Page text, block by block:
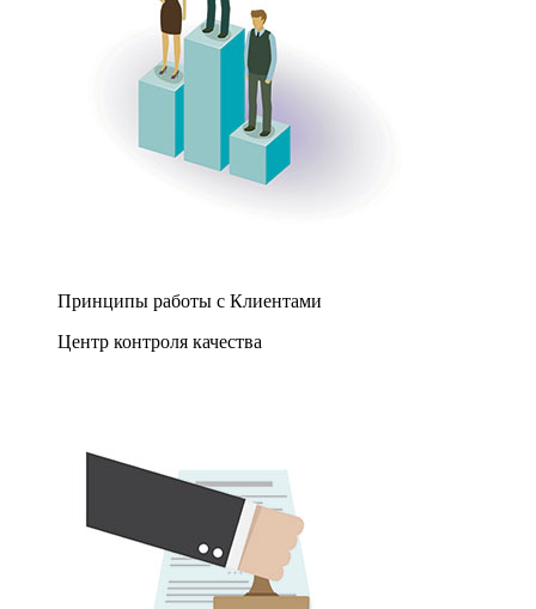
Принципы работы с Клиентами
Центр контроля качества